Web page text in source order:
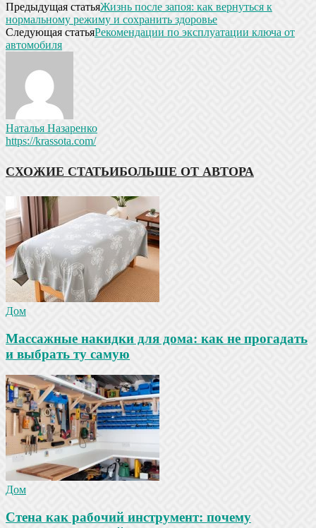
Предыдущая статьяЖизнь после запоя: как вернуться к
нормальному режиму и сохранить здоровье
Следующая статьяРекомендации по эксплуатации ключа от
автомобиля
Наталья Назаренко
https://krassota.com/
СХОЖИЕ СТАТЬИБОЛЬШЕ ОТ АВТОРА
Дом
Массажные накидки для дома: как не прогадать
и выбрать ту самую
Дом
Стена как рабочий инструмент: почему